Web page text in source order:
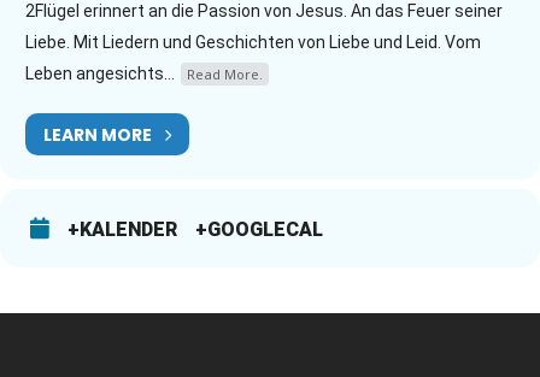
2Flügel erinnert an die Passion von Jesus. An das Feuer seiner
Liebe. Mit Liedern und Geschichten von Liebe und Leid. Vom
Leben angesichts...
Read More.
LEARN MORE
+KALENDER +GOOGLECAL